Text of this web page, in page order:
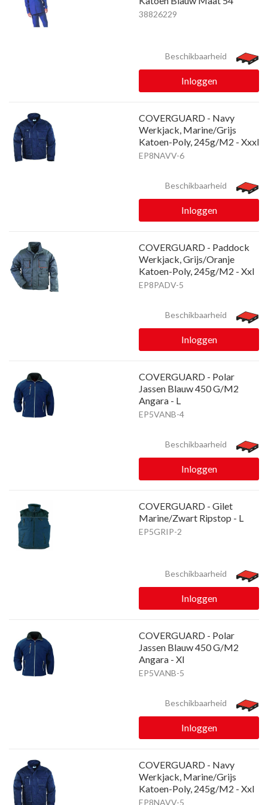
38826229
Beschikbaarheid
Inloggen
COVERGUARD - Navy
Werkjack, Marine/Grijs
Katoen-Poly, 245g/M2 - Xxxl
EP8NAVV-6
Beschikbaarheid
Inloggen
COVERGUARD - Paddock
Werkjack, Grijs/Oranje
Katoen-Poly, 245g/M2 - Xxl
EP8PADV-5
Beschikbaarheid
Inloggen
COVERGUARD - Polar
Jassen Blauw 450 G/M2
Angara - L
EP5VANB-4
Beschikbaarheid
Inloggen
COVERGUARD - Gilet
Marine/Zwart Ripstop - L
EP5GRIP-2
Beschikbaarheid
Inloggen
COVERGUARD - Polar
Jassen Blauw 450 G/M2
Angara - Xl
EP5VANB-5
Beschikbaarheid
Inloggen
COVERGUARD - Navy
Werkjack, Marine/Grijs
Katoen-Poly, 245g/M2 - Xxl
EP8NAVV-5